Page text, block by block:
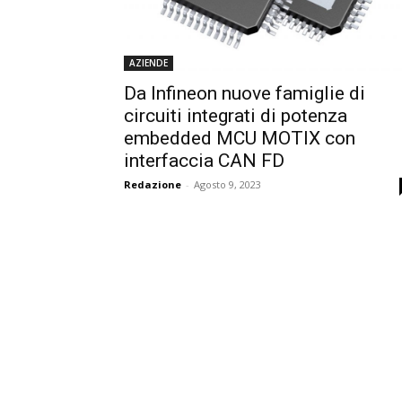
AZIENDE
Da Infineon nuove famiglie di
circuiti integrati di potenza
embedded MCU MOTIX con
interfaccia CAN FD
Redazione - Agosto 9, 2023